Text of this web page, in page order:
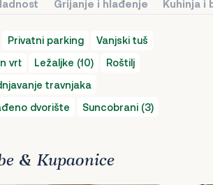
Grijanje i hlađenje Kuhinja i
Privatni parking
Vanjski tuš
vrt
Ležaljke (10)
Roštilj
travnjaka
dvorište
Suncobrani (3)
& Kupaonice